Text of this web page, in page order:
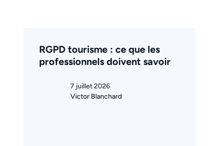
RGPD tourisme : ce que les
professionnels doivent savoir
7 juillet 2026
Victor Blanchard